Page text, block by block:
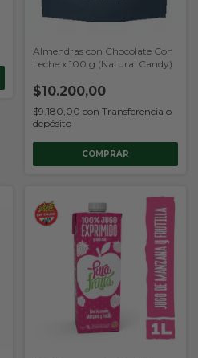
Almendras con Chocolate Con
Leche x 100 g (Natural Candy)
$10.200,00
$9.180,00 con Transferencia o
depósito
COMPRAR